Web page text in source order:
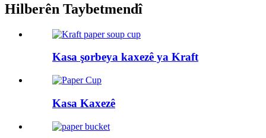
Hilberên Taybetmendî
Kasa şorbeya kaxezê ya Kraft
Kasa Kaxezê